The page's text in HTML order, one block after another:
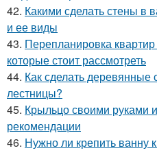
42. Какими сделать стены в
и ее виды
43. Перепланировка
которые стоит рассмотреть
44. Как сделать деревянные
лестницы?
45. Крыльцо своими руками
рекомендации
46. Нужно ли крепить ванну